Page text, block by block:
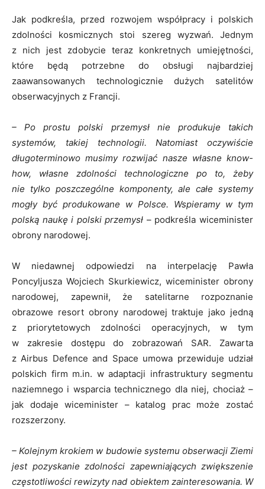
Jak podkreśla, przed rozwojem współpracy i polskich
zdolności kosmicznych stoi szereg wyzwań. Jednym
z nich jest zdobycie teraz konkretnych umiejętności,
które będą potrzebne do obsługi najbardziej
zaawansowanych technologicznie dużych satelitów
obserwacyjnych z Francji.
– Po prostu polski przemysł nie produkuje takich
systemów, takiej technologii. Natomiast oczywiście
długoterminowo musimy rozwijać nasze własne know-
how, własne zdolności technologiczne po to, żeby
nie tylko poszczególne komponenty, ale całe systemy
mogły być produkowane w Polsce. Wspieramy w tym
polską naukę i polski przemysł – podkreśla wiceminister
obrony narodowej.
W niedawnej odpowiedzi na interpelację Pawła
Poncyljusza Wojciech Skurkiewicz, wiceminister obrony
narodowej, zapewnił, że satelitarne rozpoznanie
obrazowe resort obrony narodowej traktuje jako jedną
z priorytetowych zdolności operacyjnych, w tym
w zakresie dostępu do zobrazowań SAR. Zawarta
z Airbus Defence and Space umowa przewiduje udział
polskich firm m.in. w adaptacji infrastruktury segmentu
naziemnego i wsparcia technicznego dla niej, chociaż –
jak dodaje wiceminister – katalog prac może zostać
rozszerzony.
– Kolejnym krokiem w budowie systemu obserwacji Ziemi
jest pozyskanie zdolności zapewniających zwiększenie
częstotliwości rewizyty nad obiektem zainteresowania. W